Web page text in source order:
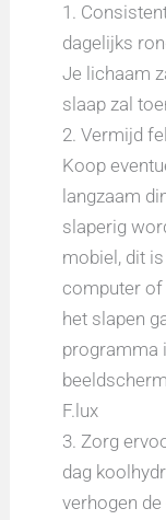
1.
dagelijks
Je lichaam
slaap zal
2. Vermijd
Koop
langzaam
slaperig
mobiel, dit
computer of
het slapen
programma
F.lux
3. Zorg
dag
verhogen